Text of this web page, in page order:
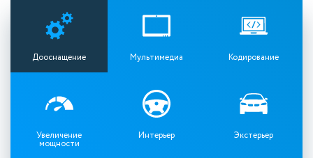
Дооснащение Мультимедиа Кодирование
Увеличение
мощности
Интерьер Экстерьер